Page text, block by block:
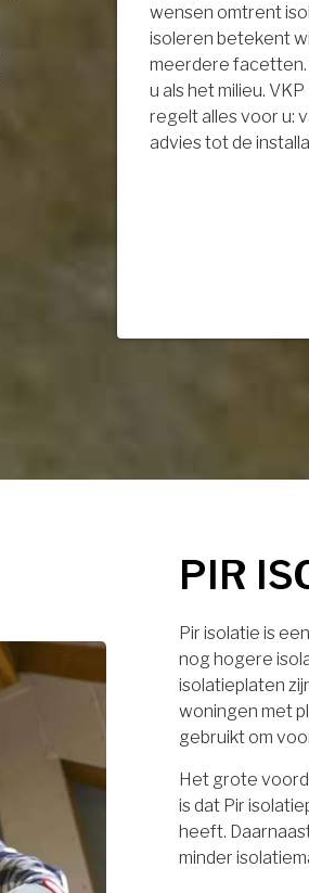
wensen omtrent
isoleren betekent
meerdere facetten.
u als het milieu.
regelt alles voor u:
advies tot de
PIR
Pir isolatie is
nog hogere
isolatieplaten
woningen met
gebruikt om
Het grote
is dat Pir
heeft.
minder